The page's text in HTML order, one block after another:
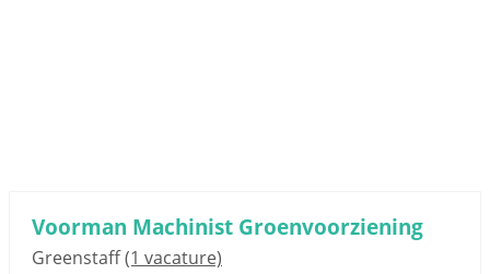
Voorman Machinist Groenvoorziening
Greenstaff(1 vacature)